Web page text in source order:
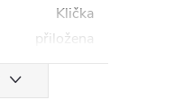
Klička
přiložena